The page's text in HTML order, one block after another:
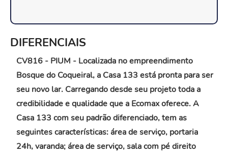
DIFERENCIAIS
CV816 - PIUM - Localizada no empreendimento
Bosque do Coqueiral, a Casa 133 está pronta para ser
seu novo lar. Carregando desde seu projeto toda a
credibilidade e qualidade que a Ecomax oferece. A
Casa 133 com seu padrão diferenciado, tem as
seguintes características: área de serviço, portaria
24h, varanda; área de serviço, sala com pé direito